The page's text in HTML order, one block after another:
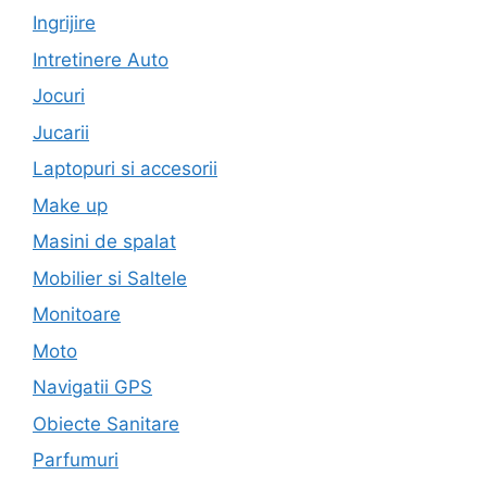
Ingrijire
Intretinere Auto
Jocuri
Jucarii
Laptopuri si accesorii
Make up
Masini de spalat
Mobilier si Saltele
Monitoare
Moto
Navigatii GPS
Obiecte Sanitare
Parfumuri